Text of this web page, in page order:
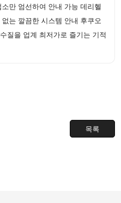
만 엄선하여 안내 가능 데리헬
는 깔끔한 시스템 안내 후쿠오
질을 업계 최저가로 즐기는 기적
목록